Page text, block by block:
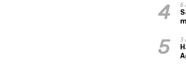
4
6
5
3